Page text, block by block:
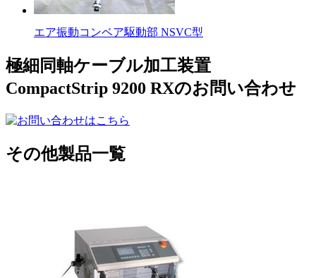
エア振動コンベア駆動部 NSVC型
極細同軸ケーブル加工装置
CompactStrip 9200 RXのお問い合わせ
その他製品一覧